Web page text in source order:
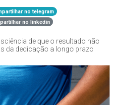
no telegram
no linkedin
de que o resultado não
da dedicação a longo prazo